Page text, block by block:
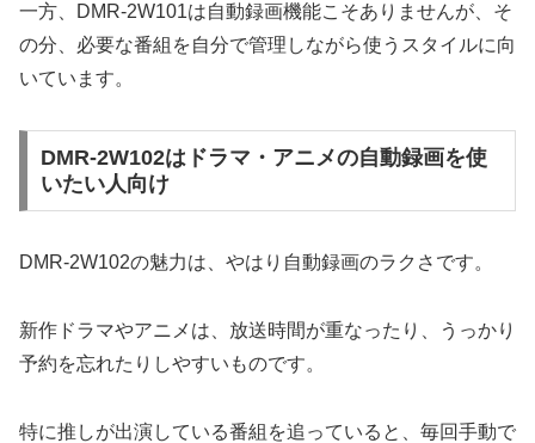
一方、DMR-2W101は自動録画機能こそありませんが、そ
の分、必要な番組を自分で管理しながら使うスタイルに向
いています。
DMR-2W102はドラマ・アニメの自動録画を使
いたい人向け
DMR-2W102の魅力は、やはり自動録画のラクさです。
新作ドラマやアニメは、放送時間が重なったり、うっかり
予約を忘れたりしやすいものです。
特に推しが出演している番組を追っていると、毎回手動で